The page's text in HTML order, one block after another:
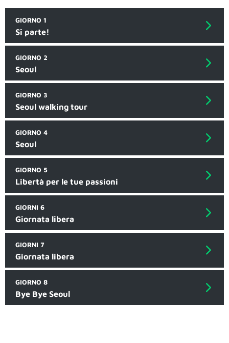
GIORNO 1
Si parte!
GIORNO 2
Seoul
GIORNO 3
Seoul walking tour
GIORNO 4
Seoul
GIORNO 5
Libertà per le tue passioni
GIORNI 6
Giornata libera
GIORNI 7
Giornata libera
GIORNO 8
Bye Bye Seoul